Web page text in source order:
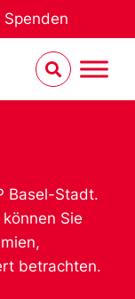
Spenden
Basel-Stadt.
Sie
betrachten.